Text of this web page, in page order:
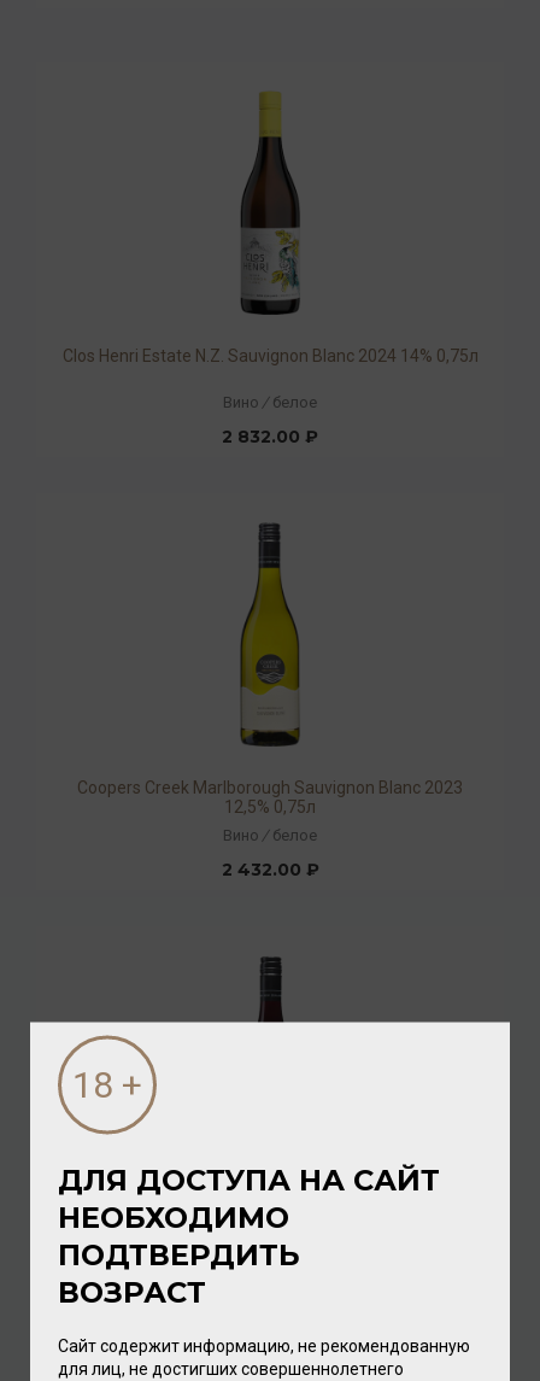
Clos Henri Estate N.Z. Sauvignon Blanc 2024 14% 0,75л
Вино / белое
2 832.00 ₽
Coopers Creek Marlborough Sauvignon Blanc 2023
12,5% 0,75л
Вино / белое
2 432.00 ₽
Coopers Creek Marlborough Pinot Noir 2020 13% 0,75л
Вино / красное
ДЛЯ ДОСТУПА НА САЙТ
НЕОБХОДИМО
ПОДТВЕРДИТЬ
ВОЗРАСТ
Сайт содержит информацию, не рекомендованную
для лиц, не достигших совершеннолетнего